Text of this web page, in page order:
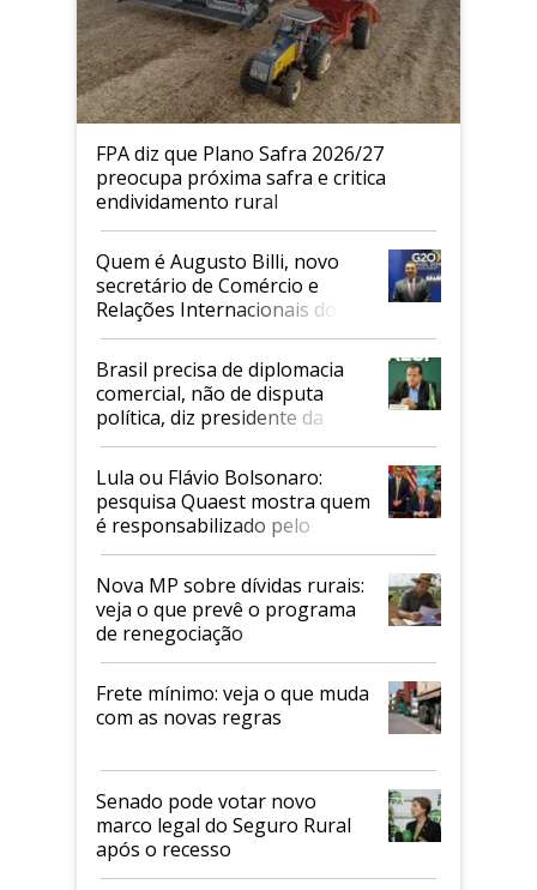
FPA diz que Plano Safra 2026/27
preocupa próxima safra e critica
endividamento rural
Quem é Augusto Billi, novo
secretário de Comércio e
Relações Internacionais do
Mapa
Brasil precisa de diplomacia
comercial, não de disputa
política, diz presidente da
Faesp
Lula ou Flávio Bolsonaro:
pesquisa Quaest mostra quem
é responsabilizado pelo
tarifaço dos EUA
Nova MP sobre dívidas rurais:
veja o que prevê o programa
de renegociação
Frete mínimo: veja o que muda
com as novas regras
Senado pode votar novo
marco legal do Seguro Rural
após o recesso